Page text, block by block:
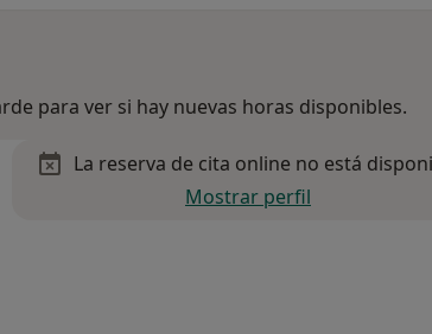
para ver si hay nuevas horas disponibles.
La reserva de cita online no está
Mostrar perfil